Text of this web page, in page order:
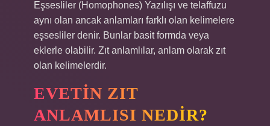
Eşsesliler (Homophones) Yazılışı ve telaffuzu
aynı olan ancak anlamları farklı olan kelimelere
eşsesliler denir. Bunlar basit formda veya
eklerle olabilir. Zıt anlamlılar, anlam olarak zıt
olan kelimelerdir.
EVETIN ZIT
ANLAMLISI NEDIR?